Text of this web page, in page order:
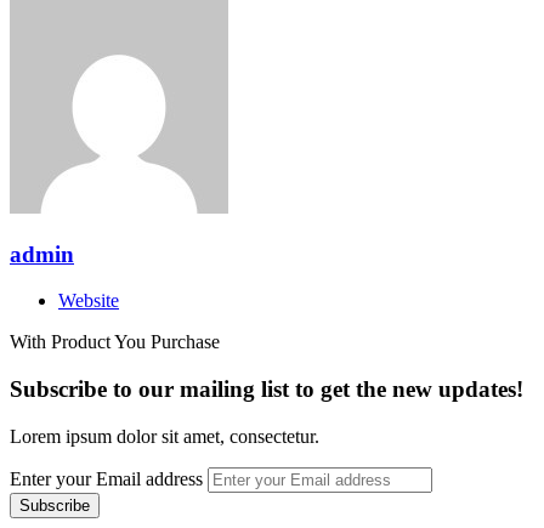
admin
Website
With Product You Purchase
Subscribe to our mailing list to get the new updates!
Lorem ipsum dolor sit amet, consectetur.
Enter your Email address